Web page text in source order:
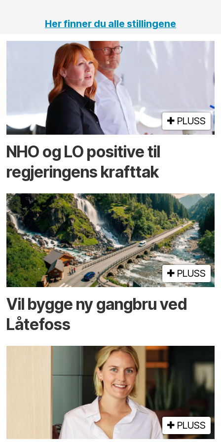
Her finner du alle stillingene
PLUSS
NHO og LO positive til
regjeringens krafttak
PLUSS
Vil bygge ny gangbru ved
Låtefoss
PLUSS